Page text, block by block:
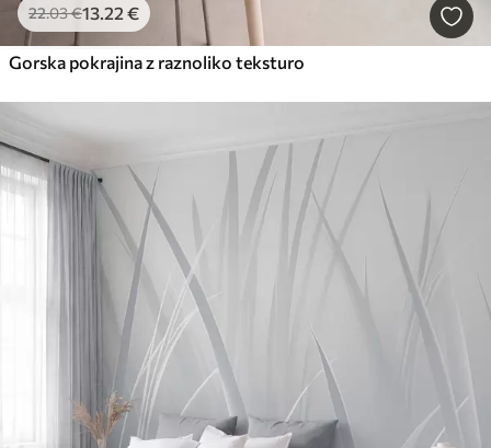
22.03€13 .22 €
Gorska pokrajina z raznoliko teksturo